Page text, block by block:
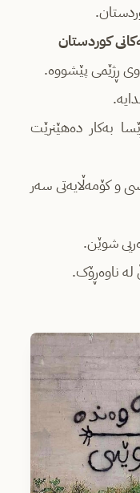
کوردستان
بەکار دەهێنرێت
و کۆمەڵایەتی سەر